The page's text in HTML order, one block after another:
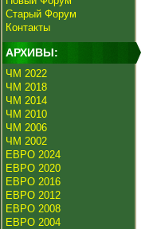
Старый Форум
Контакты
АРХИВЫ:
ЧМ 2022
ЧМ 2018
ЧМ 2014
ЧМ 2010
ЧМ 2006
ЧМ 2002
ЕВРО 2024
ЕВРО 2020
ЕВРО 2016
ЕВРО 2012
ЕВРО 2008
ЕВРО 2004